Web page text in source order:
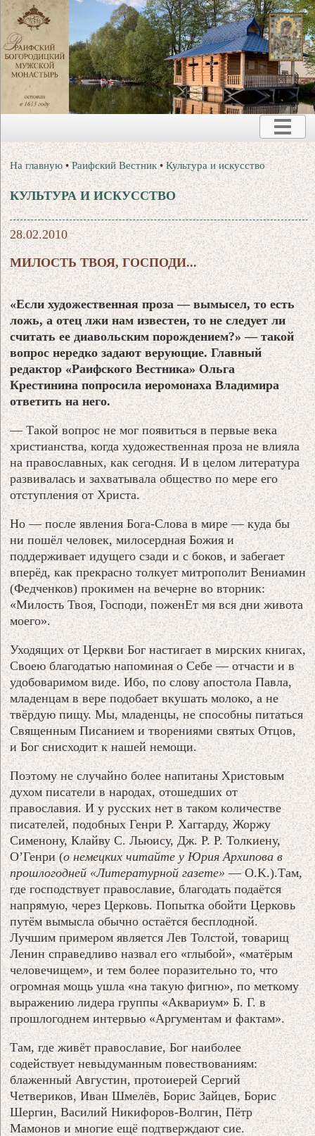
На главную •Раифский Вестник •Культура и искусство
КУЛЬТУРА И ИСКУССТВО
28.02.2010
МИЛОСТЬ ТВОЯ, ГОСПОДИ...
«Если художественная проза — вымысел, то есть
ложь, а отец лжи нам известен, то не следует ли
считать еe диавольским порождением?» — такой
вопрос нередко задают верующие. Главный
редактор «Раифского Вестника» Ольга
Крестинина попросила иеромонаха Владимира
ответить на него.
— Такой вопрос не мог появиться в первые века
христианства, когда художественная проза не влияла
на православных, как сегодня. И в целом литература
развивалась и захватывала общество по мере его
отступления от Христа.
Но — после явления Бога-Слова в мире — куда бы
ни пошёл человек, милосердная Божия и
поддерживает идущего сзади и с боков, и забегает
вперёд, как прекрасно толкует митрополит Вениамин
(Федченков) прокимен на вечерне во вторник:
«Милость Твоя, Господи, поженЕт мя вся дни живота
моего».
Уходящих от Церкви Бог настигает в мирских книгах,
Своею благодатью напоминая о Себе — отчасти и в
удобоваримом виде. Ибо, по слову апостола Павла,
младенцам в вере подобает вкушать молоко, а не
твёрдую пищу. Мы, младенцы, не способны питаться
Священным Писанием и творениями святых Отцов,
и Бог снисходит к нашей немощи.
Поэтому не случайно более напитаны Христовым
духом писатели в народах, отошедших от
православия. И у русских нет в таком количестве
писателей, подобных Генри Р. Хаггарду, Жоржу
Сименону, Клайву С. Льюису, Дж. Р. Р. Толкиену,
О’Генри (о немецких читайте у Юрия Архипова в
прошлогодней «Литературной газете»— O.K.).Там,
где господствует православие, благодать подаётся
напрямую, через Церковь. Попытка обойти Церковь
путём вымысла обычно остаётся бесплодной.
Лучшим примером является Лев Толстой, товарищ
Ленин справедливо назвал его «глыбой», «матёрым
человечищем», и тем более поразительно то, что
огромная мощь ушла «на такую фигню», по меткому
выражению лидера группы «Аквариум» Б. Г. в
прошлогоднем интервью «Аргументам и фактам».
Там, где живёт православие, Бог наиболее
содействует невыдуманным повествованиям:
блаженный Августин, протоиерей Сергий
Четвериков, Иван Шмелёв, Борис Зайцев, Борис
Шергин, Василий Никифоров-Волгин, Пётр
Мамонов и многие ещё подтверждают сие.